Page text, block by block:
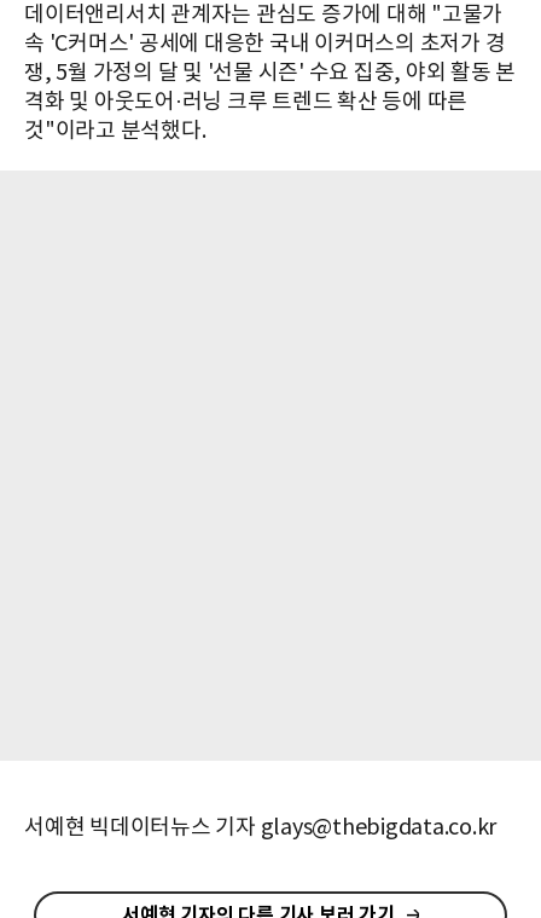
데이터앤리서치 관계자는 관심도 증가에 대해 "고물가
속 'C커머스' 공세에 대응한 국내 이커머스의 초저가 경
쟁, 5월 가정의 달 및 '선물 시즌' 수요 집중, 야외 활동 본
격화 및 아웃도어·러닝 크루 트렌드 확산 등에 따른
것"이라고 분석했다.
서예현 빅데이터뉴스 기자 glays@thebigdata.co.kr